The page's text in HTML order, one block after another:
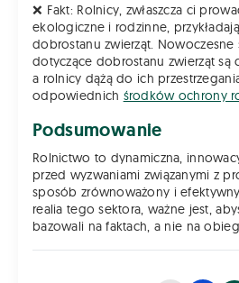
❌ Fakt: Rolnicy, zwłaszcza ci
ekologiczne i rodzinne,
dobrostanu zwierząt.
dotyczące dobrostanu zwierząt są
a rolnicy dążą do ich
odpowiednich środków ochrony
Podsumowanie
Rolnictwo to dynamiczna,
przed wyzwaniami związanymi z
sposób zrównoważony i
realia tego sektora, ważne jest,
bazowali na faktach, a nie na